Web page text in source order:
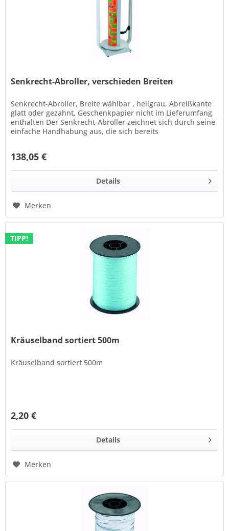
Senkrecht-Abroller, verschieden Breiten
Senkrecht-Abroller, Breite wählbar , hellgrau, Abreißkante
glatt oder gezahnt, Geschenkpapier nicht im Lieferumfang
enthalten Der Senkrecht-Abroller zeichnet sich durch seine
einfache Handhabung aus, die sich bereits
138,05 €
Details
Merken
TIPP!
Kräuselband sortiert 500m
Kräuselband sortiert 500m
2,20 €
Details
Merken